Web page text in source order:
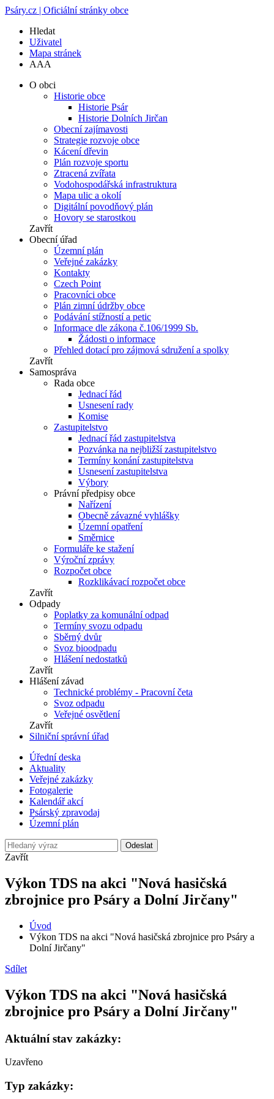
Psáry.cz | Oficiální stránky obce
Hledat
Uživatel
Mapa stránek
AAA
O obci
Historie obce
Historie Psár
Historie Dolních Jirčan
Obecní zajímavosti
Strategie rozvoje obce
Kácení dřevin
Plán rozvoje sportu
Ztracená zvířata
Vodohospodářská infrastruktura
Mapa ulic a okolí
Digitální povodňový plán
Hovory se starostkou
Zavřít
Obecní úřad
Územní plán
Veřejné zakázky
Kontakty
Czech Point
Pracovníci obce
Plán zimní údržby obce
Podávání stížností a petic
Informace dle zákona č.106/1999 Sb.
Žádosti o informace
Přehled dotací pro zájmová sdružení a spolky
Zavřít
Samospráva
Rada obce
Jednací řád
Usnesení rady
Komise
Zastupitelstvo
Jednací řád zastupitelstva
Pozvánka na nejbližší zastupitelstvo
Termíny konání zastupitelstva
Usnesení zastupitelstva
Výbory
Právní předpisy obce
Nařízení
Obecně závazné vyhlášky
Územní opatření
Směrnice
Formuláře ke stažení
Výroční zprávy
Rozpočet obce
Rozklikávací rozpočet obce
Zavřít
Odpady
Poplatky za komunální odpad
Termíny svozu odpadu
Sběrný dvůr
Svoz bioodpadu
Hlášení nedostatků
Zavřít
Hlášení závad
Technické problémy - Pracovní četa
Svoz odpadu
Veřejné osvětlení
Zavřít
Silniční správní úřad
Úřední deska
Aktuality
Veřejné zakázky
Fotogalerie
Kalendář akcí
Psárský zpravodaj
Územní plán
Odeslat
Zavřít
Výkon TDS na akci "Nová hasičská
zbrojnice pro Psáry a Dolní Jirčany"
Úvod
Výkon TDS na akci "Nová hasičská zbrojnice pro Psáry a
Dolní Jirčany"
Sdílet
Výkon TDS na akci "Nová hasičská
zbrojnice pro Psáry a Dolní Jirčany"
Aktuální stav zakázky:
Uzavřeno
Typ zakázky: